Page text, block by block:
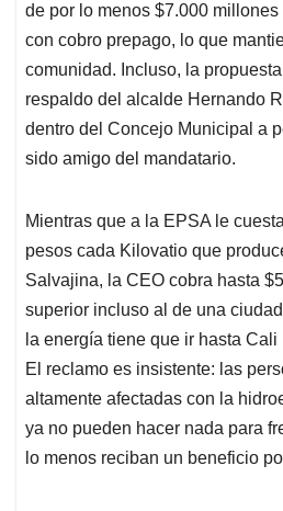
de por lo menos $7.000
con cobro prepago, lo que
comunidad. Incluso, la
respaldo del alcalde Hernando
dentro del Concejo Municipal a
sido amigo del mandatario.
Mientras que a la EPSA le
pesos cada Kilovatio que
Salvajina, la CEO cobra hasta
superior incluso al de una
la energía tiene que ir hasta
El reclamo es insistente: las
altamente afectadas con la
ya no pueden hacer nada para
lo menos reciban un beneficio